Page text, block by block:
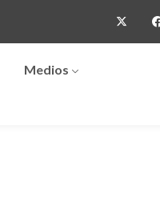
Medios